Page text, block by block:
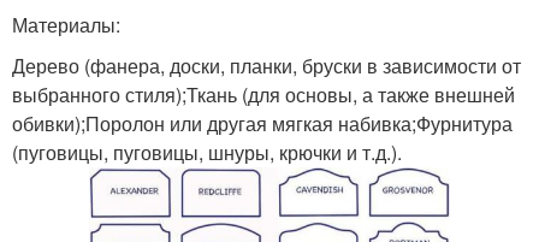
Материалы:
Дерево (фанера, доски, планки, бруски в зависимости от
выбранного стиля);Ткань (для основы, а также внешней
обивки);Поролон или другая мягкая набивка;Фурнитура
(пуговицы, пуговицы, шнуры, крючки и т.д.).